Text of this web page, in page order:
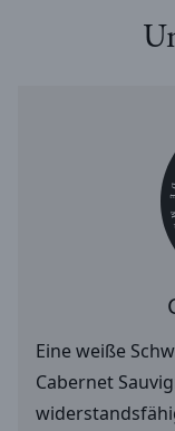
Eine weiße
Cabernet